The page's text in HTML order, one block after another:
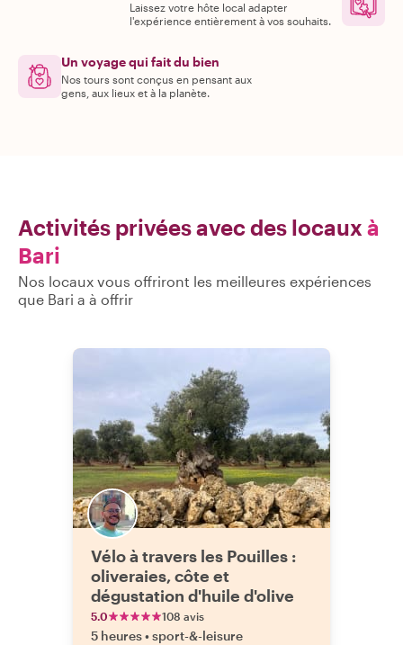
Laissez votre hôte local adapter
l'expérience entièrement à vos souhaits.
Un voyage qui fait du bien
Nos tours sont conçus en pensant aux
gens, aux lieux et à la planète.
Activités privées avec des locaux à
Bari
Nos locaux vous offriront les meilleures expériences
que Bari a à offrir
Vélo à travers les Pouilles :
oliveraies, côte et
dégustation d'huile d'olive
5.0 108 avis
5 heures•sport-&-leisure